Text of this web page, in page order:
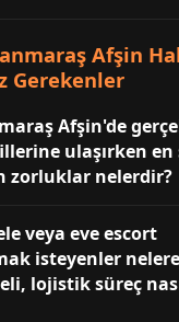
Afşin
Gerekenler
Afşin'de
ulaşırken en
zorluklar nelerdir?
veya eve escort
isteyenler nelere
lojistik süreç